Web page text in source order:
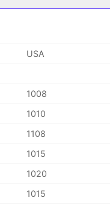
USA
1008
1010
1108
1015
1020
1015